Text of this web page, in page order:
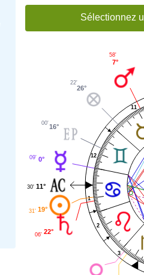
Sélectionnez
1
2
3
11
12
7°
58'
26°
22'
16°
00'
0°
09'
11°
30'
19°
31'
22°
06'